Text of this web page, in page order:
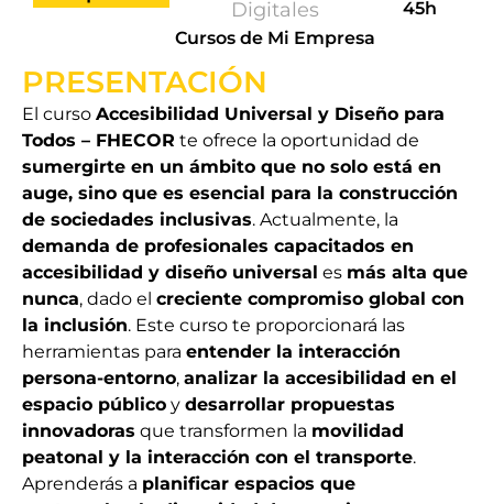
Digitales
Cursos de Mi Empresa
45h
PRESENTACIÓN
El curso Accesibilidad Universal y Diseño para
Todos – FHECOR te ofrece la oportunidad de
sumergirte en un ámbito que no solo está en
auge, sino que es esencial para la construcción
de sociedades inclusivas. Actualmente, la
demanda de profesionales capacitados en
accesibilidad y diseño universal es más alta que
nunca, dado el creciente compromiso global con
la inclusión. Este curso te proporcionará las
herramientas para entender la interacción
persona-entorno, analizar la accesibilidad en el
espacio público y desarrollar propuestas
innovadoras que transformen la movilidad
peatonal y la interacción con el transporte.
Aprenderás a planificar espacios que